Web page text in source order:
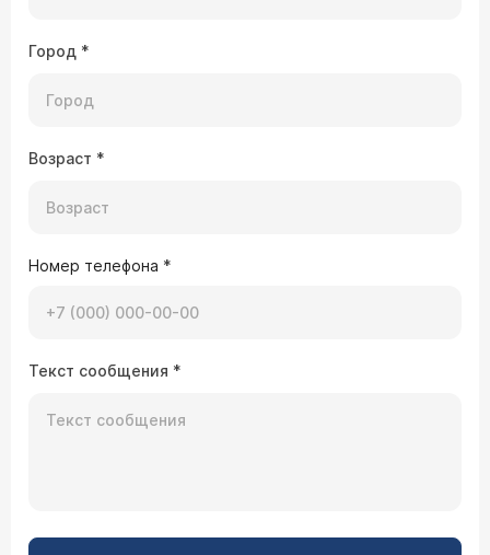
Город *
Возраст *
Номер телефона *
Текст сообщения *